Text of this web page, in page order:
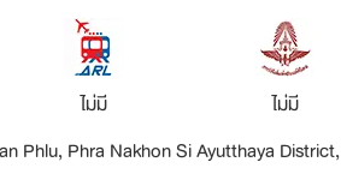
ไม่มี
ไม่มี
Phlu, Phra Nakhon Si Ayutthaya District,